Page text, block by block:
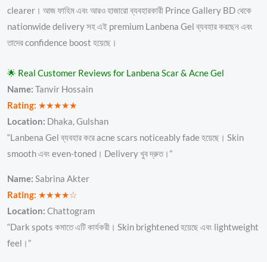
clearer। আজ ফাহিম এবং আরও হাজারো ব্যবহারকারী Prince Gallery BD থেকে
nationwide delivery সহ এই premium Lanbena Gel ব্যবহার করছেন এবং
তাদের confidence boost হয়েছে।
🌟 Real Customer Reviews for Lanbena Scar & Acne Gel
Name: Tanvir Hossain
Rating: ★★★★★
Location: Dhaka, Gulshan
“Lanbena Gel ব্যবহার করে acne scars noticeably fade হয়েছে। Skin
smooth এবং even-toned। Delivery খুব দ্রুত।”
Name: Sabrina Akter
Rating: ★★★★☆
Location: Chattogram
“Dark spots কমাতে এটি কার্যকরী। Skin brightened হয়েছে এবং lightweight
feel।”